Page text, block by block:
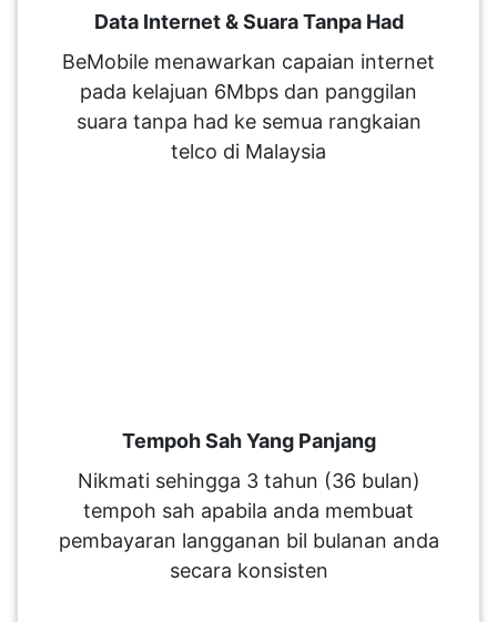
Data Internet & Suara Tanpa Had
BeMobile menawarkan capaian internet
pada kelajuan 6Mbps dan panggilan
suara tanpa had ke semua rangkaian
telco di Malaysia
Tempoh Sah Yang Panjang
Nikmati sehingga 3 tahun (36 bulan)
tempoh sah apabila anda membuat
pembayaran langganan bil bulanan anda
secara konsisten